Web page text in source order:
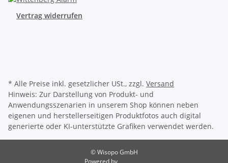
Vertrag widerrufen
* Alle Preise inkl. gesetzlicher USt., zzgl. Versand
Hinweis: Zur Darstellung von Produkt- und
Anwendungsszenarien in unserem Shop können neben
eigenen und herstellerseitigen Produktfotos auch digital
generierte oder KI-unterstützte Grafiken verwendet werden.
© Wisopo GmbH
Powered by